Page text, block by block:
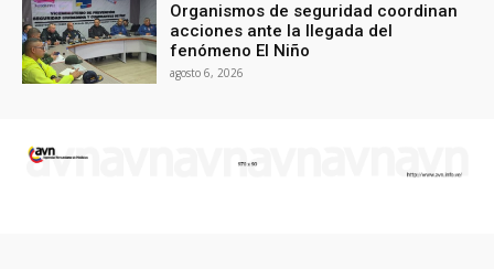
Organismos de seguridad coordinan
acciones ante la llegada del
fenómeno El Niño
agosto 6, 2026